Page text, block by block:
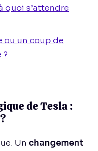
quoi s’attendre
ou un coup de
?
de Tesla :
Un changement